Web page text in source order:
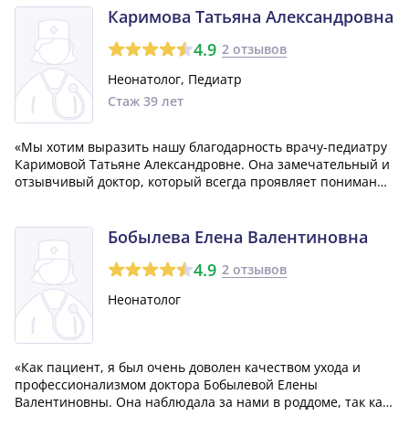
Огромное спасибо!»Каримова Татьяна Александровна
4.9 2 отзывов
Неонатолог, Педиатр
Стаж 39 лет
«Мы хотим выразить нашу благодарность врачу-педиатру
Каримовой Татьяне Александровне. Она замечательный и
отзывчивый доктор, который всегда проявляет понимание
пациентов!»
Бобылева Елена Валентиновна
4.9 2 отзывов
Неонатолог
«Как пациент, я был очень доволен качеством ухода и
профессионализмом доктора Бобылевой Елены
Валентиновны. Она наблюдала за нами в роддоме, так как